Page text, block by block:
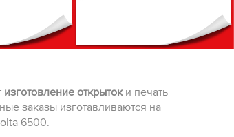
изготовление открытоки печать
заказы изготавливаются на
6500.